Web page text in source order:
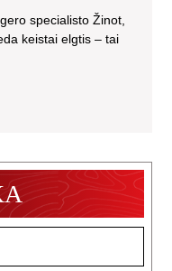
specialisto Žinot,
keistai elgtis – tai